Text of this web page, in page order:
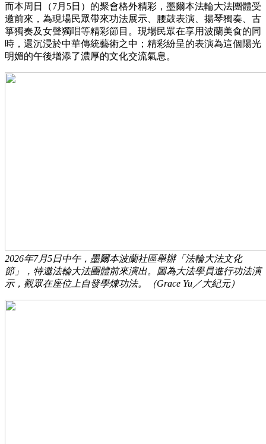
而本周日（7月5日）的聚會格外精彩，墨爾本法輪大法團體受
邀前來，為現場民眾帶來功法展示、腰鼓表演、揚琴獨奏、古
箏獨奏及女聲獨唱等精彩節目。現場民眾在享用波蘭美食的同
時，還沉浸於中華傳統藝術之中；精彩紛呈的表演為這個陽光
明媚的午後增添了濃厚的文化交流氣息。
2026年7月5日中午，墨爾本波蘭社區舉辦「法輪大法文化
節」，特邀法輪大法團體前來演出。圖為大法學員進行功法演
示，觀眾在座位上自發學煉功法。（Grace Yu／大紀元）